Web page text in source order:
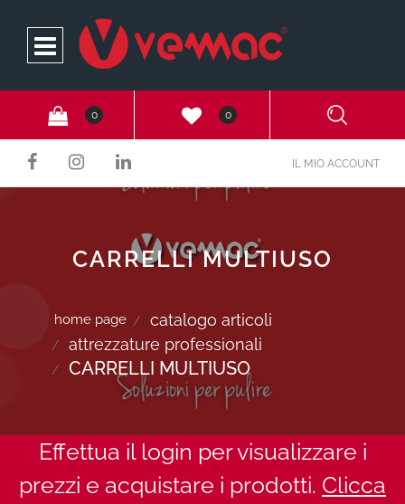
Open
0 0
IL MIO ACCOUNT
CARRELLI MULTIUSO
home page
catalogo articoli
attrezzature professionali
CARRELLI MULTIUSO
Effettua il login per visualizzare i
prezzi e acquistare i prodotti. Clicca